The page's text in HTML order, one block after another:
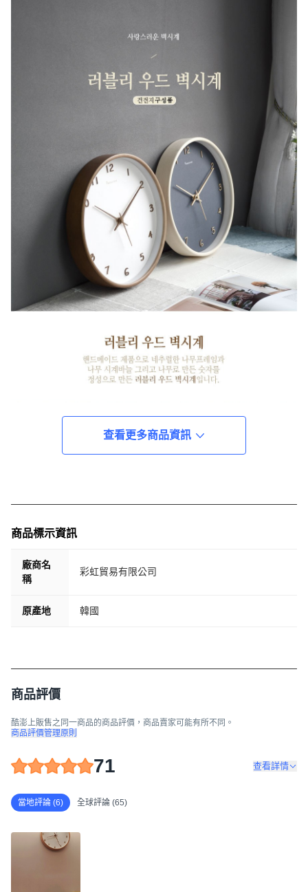
查看更多商品資訊
商品標示資訊
廠商名
稱
彩虹貿易有限公司
原產地 韓國
商品評價
酷澎上販售之同一商品的商品評價，商品賣家可能有所不同。
商品評價管理原則
71 查看詳情
當地評論 (6) 全球評論 (65)